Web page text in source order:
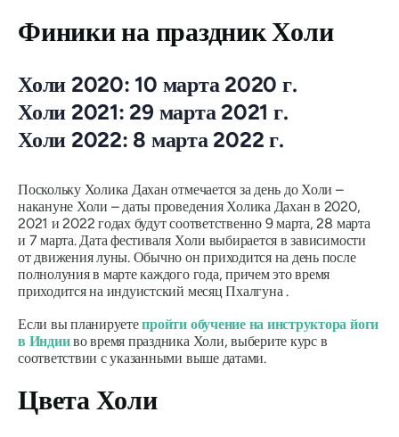
Финики на праздник Холи
Холи 2020: 10 марта 2020 г.
Холи 2021: 29 марта 2021 г.
Холи 2022: 8 марта 2022 г.
Поскольку Холика Дахан отмечается за день до Холи –
накануне Холи – даты проведения Холика Дахан в 2020,
2021 и 2022 годах будут соответственно 9 марта, 28 марта
и 7 марта. Дата фестиваля Холи выбирается в зависимости
от движения луны. Обычно он приходится на день после
полнолуния в марте каждого года, причем это время
приходится на индуистский месяц Пхалгуна .
Если вы планируетепройти обучение на инструктора йоги
в Индииво время праздника Холи, выберите курс в
соответствии с указанными выше датами.
Цвета Холи